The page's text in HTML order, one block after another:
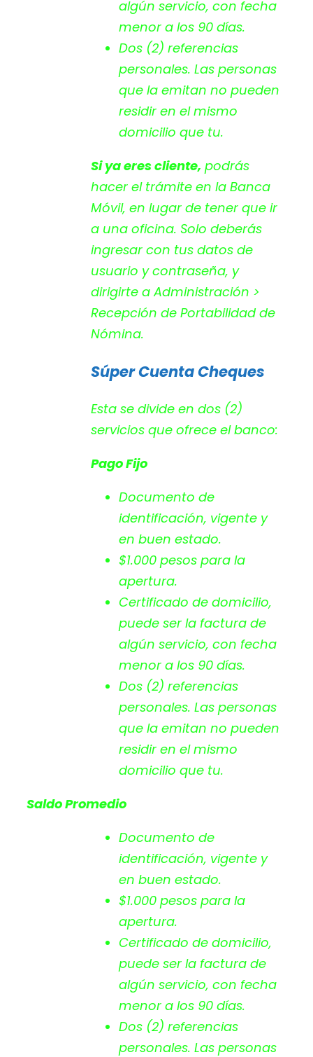
algún servicio, con fecha
menor a los 90 días.
Dos (2) referencias
personales. Las personas
que la emitan no pueden
residir en el mismo
domicilio que tu.
Si ya eres cliente, podrás
hacer el trámite en la Banca
Móvil, en lugar de tener que ir
a una oficina. Solo deberás
ingresar con tus datos de
usuario y contraseña, y
dirigirte aAdministración >
Recepción de Portabilidad de
Nómina.
Súper Cuenta Cheques
Esta se divide en dos (2)
servicios que ofrece el banco:
Pago Fijo
Documento de
identificación, vigente y
en buen estado.
$1.000 pesos para la
apertura.
Certificado de domicilio,
puede ser la factura de
algún servicio, con fecha
menor a los 90 días.
Dos (2) referencias
personales. Las personas
que la emitan no pueden
residir en el mismo
domicilio que tu.
Saldo Promedio
Documento de
identificación, vigente y
en buen estado.
$1.000 pesos para la
apertura.
Certificado de domicilio,
puede ser la factura de
algún servicio, con fecha
menor a los 90 días.
Dos (2) referencias
personales. Las personas